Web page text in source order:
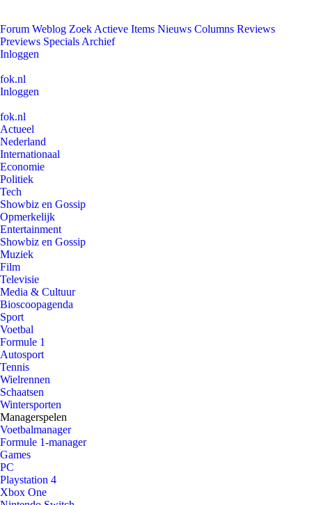
Forum Weblog Zoek Actieve Items Nieuws Columns Reviews
Previews Specials Archief
Inloggen
fok.nl
Inloggen
fok.nl
Actueel
Nederland
Internationaal
Economie
Politiek
Tech
Showbiz en Gossip
Opmerkelijk
Entertainment
Showbiz en Gossip
Muziek
Film
Televisie
Media & Cultuur
Bioscoopagenda
Sport
Voetbal
Formule 1
Autosport
Tennis
Wielrennen
Schaatsen
Wintersporten
Managerspelen
Voetbalmanager
Formule 1-manager
Games
PC
Playstation 4
Xbox One